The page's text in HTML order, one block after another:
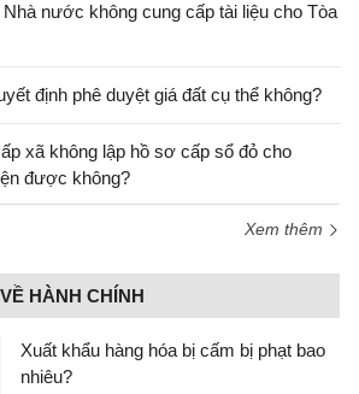
nước không cung cấp tài liệu cho Tòa
định phê duyệt giá đất cụ thể không?
xã không lập hồ sơ cấp sổ đỏ cho
được không?
Xem thêm
HÀNH CHÍNH
Xuất khẩu hàng hóa bị cấm bị phạt bao
nhiêu?